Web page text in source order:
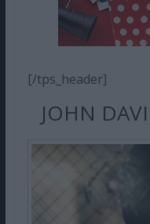
[/tps_header]
JOHN